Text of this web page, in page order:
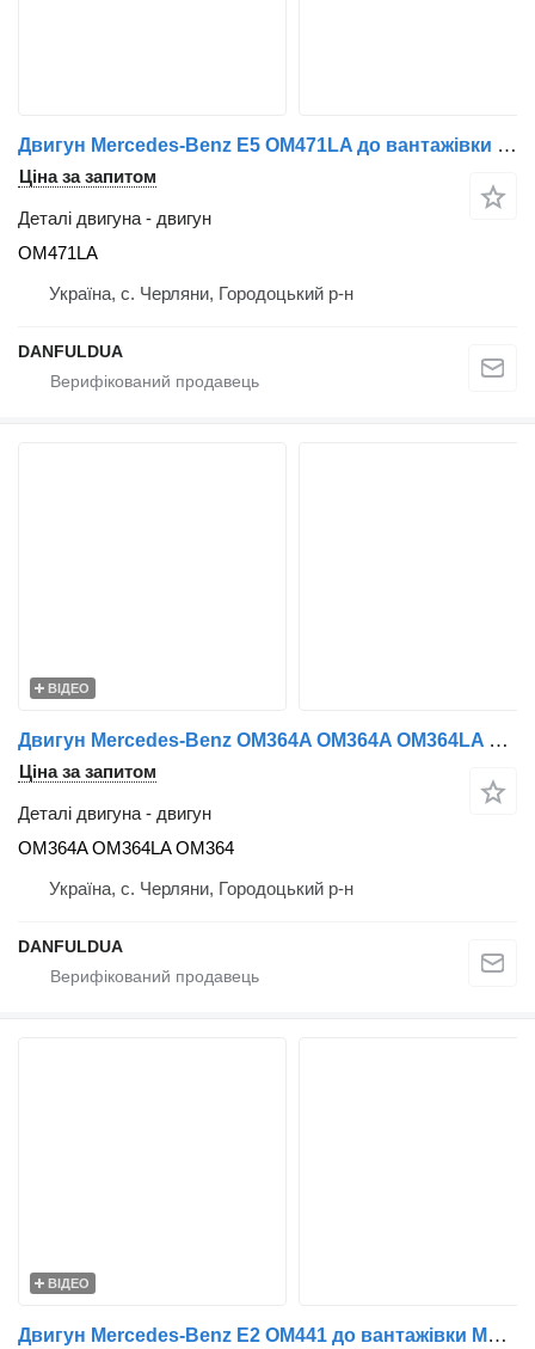
Двигун Mercedes-Benz Е5 OM471LA до вантажівки Mercedes-Benz
Ціна за запитом
Деталі двигуна - двигун
OM471LA
Україна, с. Черляни, Городоцький р-н
DANFULDUA
ВІДЕО
Двигун Mercedes-Benz OM364A OM364A OM364LA OM364 до вантажівки Mercedes-Benz
Ціна за запитом
Деталі двигуна - двигун
OM364A OM364LA OM364
Україна, с. Черляни, Городоцький р-н
DANFULDUA
ВІДЕО
Двигун Mercedes-Benz E2 OM441 до вантажівки Mercedes-Benz